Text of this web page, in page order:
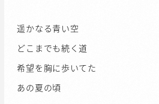
遥かなる青い空
どこまでも続く道
希望を胸に歩いてた
あの夏の頃